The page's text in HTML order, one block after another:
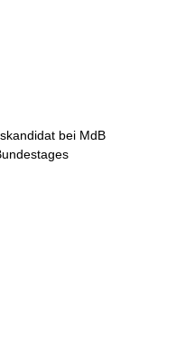
bei MdB